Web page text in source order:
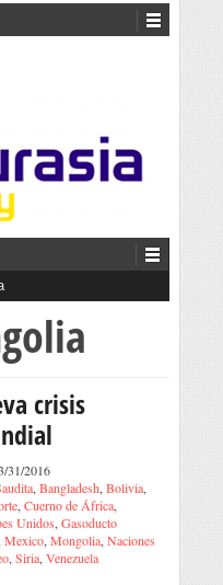
crisis
31/2016
, Bangladesh, Bolivia,
, Cuerno de África,
Unidos, Gasoducto
Mexico, Mongolia, Naciones
, Siria, Venezuela